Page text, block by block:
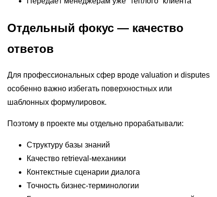
Отдельный фокус — качество
ответов
Для профессиональных сфер вроде valuation и disputes
особенно важно избегать поверхностных или
шаблонных формулировок.
Поэтому в проекте мы отдельно прорабатывали:
Структуру базы знаний
Качество retrieval-механики
Контекстные сценарии диалога
Точность бизнес-терминологии